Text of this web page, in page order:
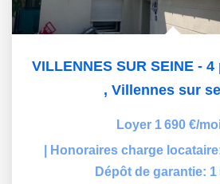
, Villennes sur
Loyer 1 690 €/
Honoraires charge
Dépôt de garantie: 1